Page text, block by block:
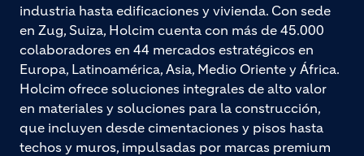
industria hasta edificaciones y vivienda. Con sede
en Zug, Suiza, Holcim cuenta con más de 45.000
colaboradores en 44 mercados estratégicos en
Europa, Latinoamérica, Asia, Medio Oriente y África.
Holcim ofrece soluciones integrales de alto valor
en materiales y soluciones para la construcción,
que incluyen desde cimentaciones y pisos hasta
techos y muros, impulsadas por marcas premium